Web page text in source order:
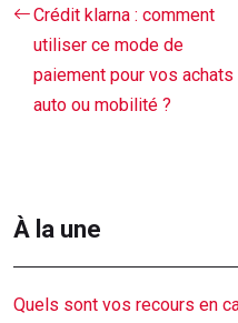
Crédit klarna : comment
utiliser ce mode de
paiement pour vos achats
auto ou mobilité ?
À la une
Quels sont vos recours en